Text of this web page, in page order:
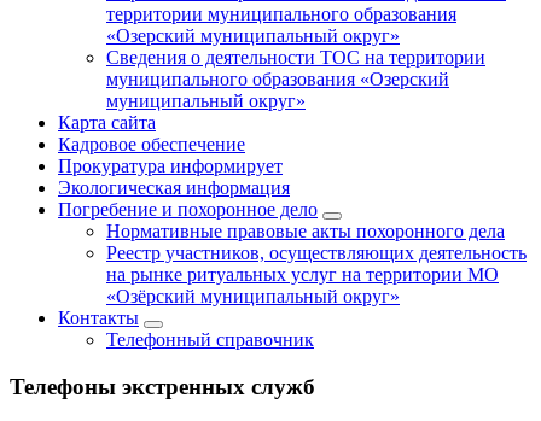
территории муниципального образования
«Озерский муниципальный округ»
Сведения о деятельности ТОС на территории
муниципального образования «Озерский
муниципальный округ»
Карта сайта
Кадровое обеспечение
Прокуратура информирует
Экологическая информация
Погребение и похоронное дело
Нормативные правовые акты похоронного дела
Реестр участников, осуществляющих деятельность
на рынке ритуальных услуг на территории МО
«Озёрский муниципальный округ»
Контакты
Телефонный справочник
Телефоны экстренных служб